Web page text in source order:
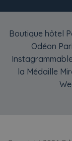
Boutique hôtel
Odéon
la Médaille